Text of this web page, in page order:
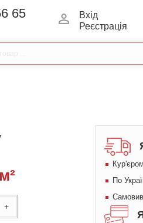
65
Вхiд
Реєстрація
+
По